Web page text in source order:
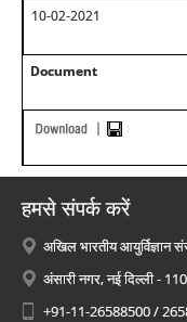
10-02-2021
Document
हमसे संपर्क करें
अखिल भारतीय आयुर्विज्ञान
अंसारी नगर, नई दिल्ली -
+91-11-26588500 /